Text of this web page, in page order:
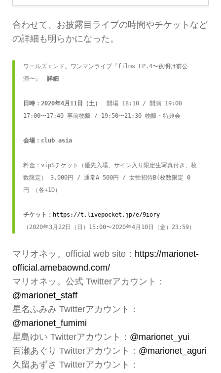
合わせて、お披露目ライブの時間やチケットなど
の詳細も明らかになった。
ワールズエンド。ワンマンライブ『films EP.4〜夜明け前公
演〜』
詳細
日時：2020年4月11日（土） 開場 18:10 / 開演 19:00
17:00〜17:40 事前物販 / 19:50〜21:30 物販・特典会
会場：club asia
料金：vipSチケット（優先入場、サイン入り限定生写真付き、枚
数限定） 3,000円 / 通常A 500円 / 女性招待B(枚数限定 0
円 （各+1D）
チケット： https://t.livepocket.jp/e/9iory
（2020年3月22日（日）15:00〜2020年4月10日（金）23:59）
マリオネッ。official web site： https://marionet-
official.amebaownd.com/
マリオネッ。公式 Twitterアカウント：
@marionet_staff
星名ふみみ Twitterアカウント：
@marionet_fumimi
星島ゆい Twitterアカウント： @marionet_yui
百瀬あぐり Twitterアカウント： @marionet_aguri
久留あずさ Twitterアカウント：